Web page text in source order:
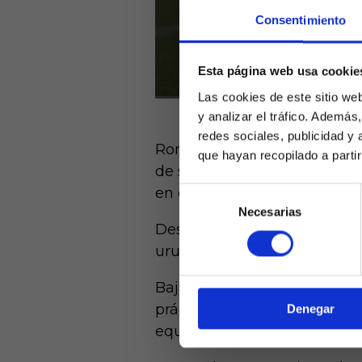
Consentimiento
Esta página web usa
Las cookies de este sitio
y analizar el tráfico.
redes sociales, publicidad y
que hayan recopilado a
Selección
consentimiento
Necesarias
Denegar
mayores de
de
Ronald Araujo cayó
de someterle a las
en el tendón isquiotibial del
Después de valorar
uruguayo estará cuatro
Baja significativa para el
prácticamente para medio
equipo y con la lesión del